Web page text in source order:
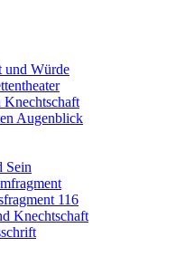
und Würde
Augenblick
Sein
116
Knechtschaft